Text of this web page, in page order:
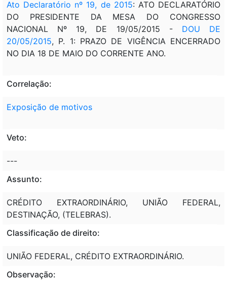
Ato Declaratório nº 19, de 2015: ATO DECLARATÓRIO
DO PRESIDENTE DA MESA DO CONGRESSO
NACIONAL Nº 19, DE 19/05/2015 - DOU DE
20/05/2015, P. 1: PRAZO DE VIGÊNCIA ENCERRADO
NO DIA 18 DE MAIO DO CORRENTE ANO.
Correlação:
Exposição de motivos
Veto:
---
Assunto:
CRÉDITO EXTRAORDINÁRIO, UNIÃO FEDERAL,
DESTINAÇÃO, (TELEBRAS).
Classificação de direito:
UNIÃO FEDERAL, CRÉDITO EXTRAORDINÁRIO.
Observação: